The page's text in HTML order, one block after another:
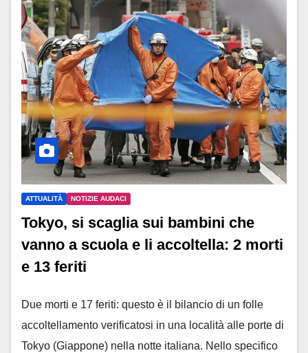
ATTUALITÀ NOTIZIE AUDACI
Tokyo, si scaglia sui bambini che
vanno a scuola e li accoltella: 2 morti
e 13 feriti
Due morti e 17 feriti: questo è il bilancio di un folle
accoltellamento verificatosi in una località alle porte di
Tokyo (Giappone) nella notte italiana. Nello specifico